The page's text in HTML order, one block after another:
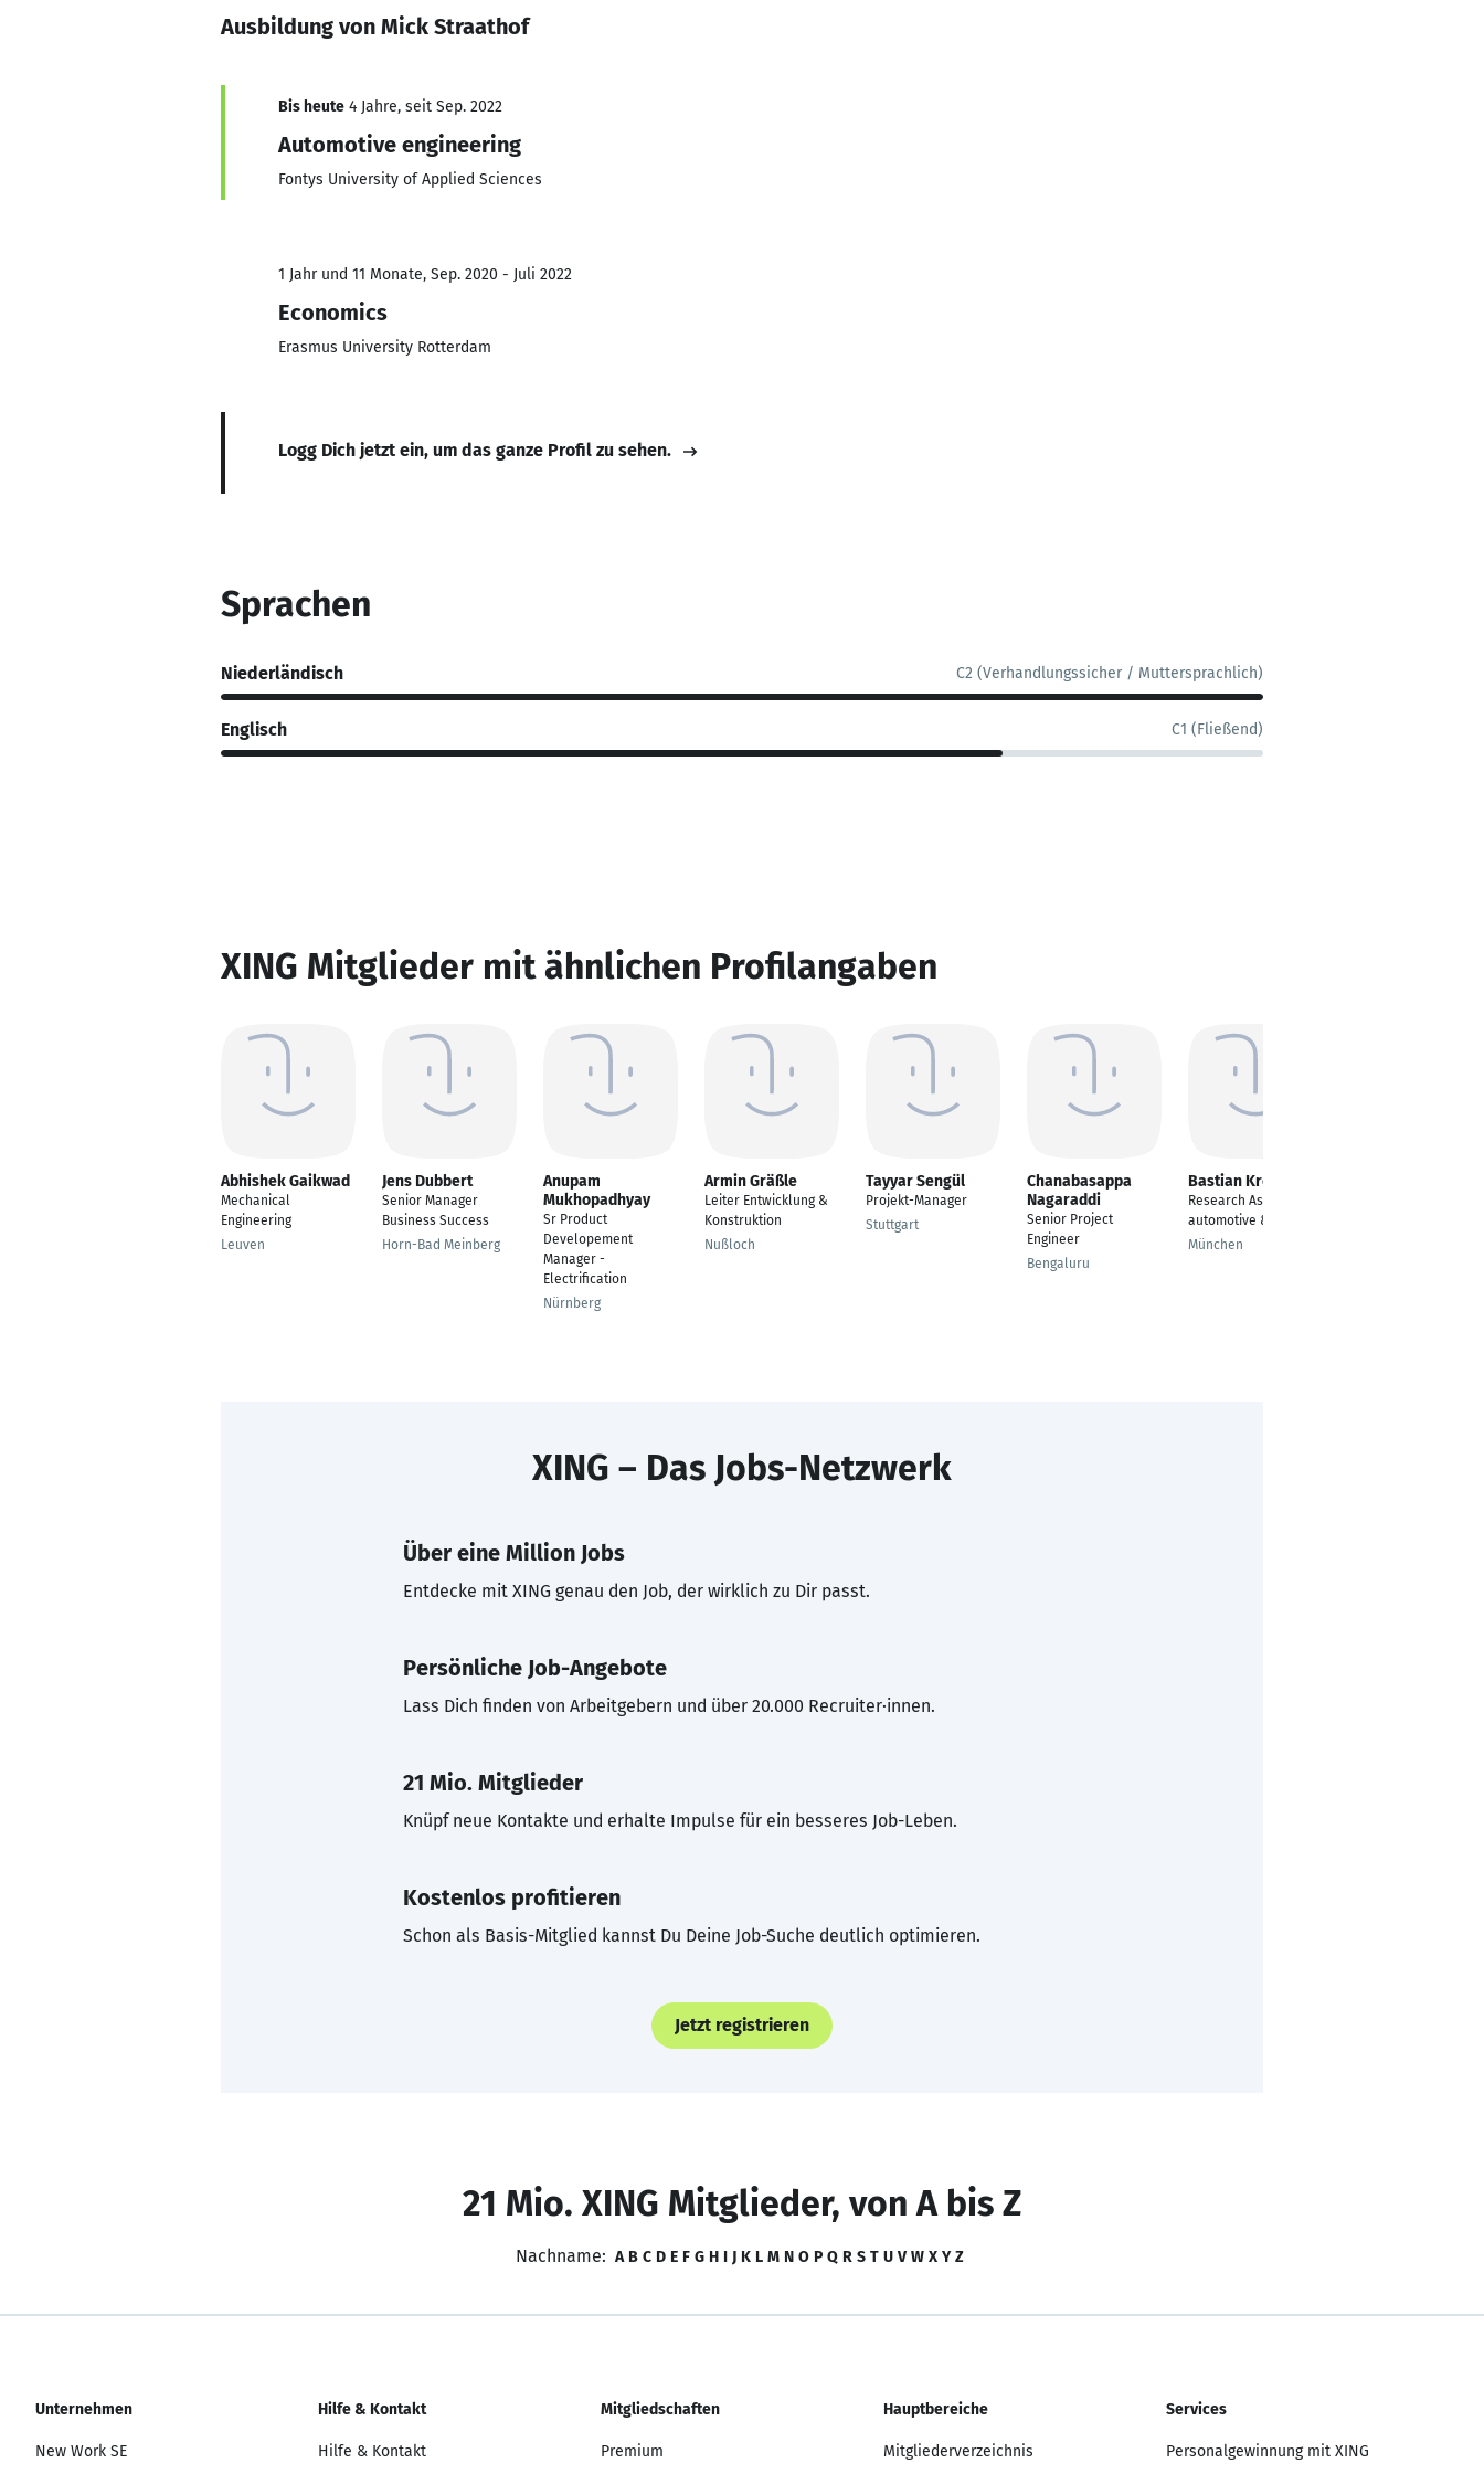
Ausbildung von Mick Straathof
Bis heute 4 Jahre, seit Sep. 2022
Automotive engineering
Fontys University of Applied Sciences
1 Jahr und 11 Monate, Sep. 2020 - Juli 2022
Economics
Erasmus University Rotterdam
Logg Dich jetzt ein, um das ganze Profil zu sehen.
Sprachen
Niederländisch C2 (Verhandlungssicher / Muttersprachlich)
Englisch C1 (Fließend)
XING Mitglieder mit ähnlichen Profilangaben
Abhishek Gaikwad
Mechanical
Engineering
Leuven
Jens Dubbert
Senior Manager
Business Success
Horn-Bad Meinberg
Anupam
Mukhopadhyay
Sr Product
Developement
Manager -
Electrification
Nürnberg
Armin Gräßle
Leiter Entwicklung &
Konstruktion
Nußloch
Tayyar Sengül
Projekt-Manager
Stuttgart
Chanabasappa
Nagaraddi
Senior Project
Engineer
Bengaluru
Bastian Krey
Research Assistant
automotive & energie
München
XING – Das Jobs-Netzwerk
Über eine Million Jobs
Entdecke mit XING genau den Job, der wirklich zu Dir passt.
Persönliche Job-Angebote
Lass Dich finden von Arbeitgebern und über 20.000 Recruiter·innen.
21 Mio. Mitglieder
Knüpf neue Kontakte und erhalte Impulse für ein besseres Job-Leben.
Kostenlos profitieren
Schon als Basis-Mitglied kannst Du Deine Job-Suche deutlich optimieren.
Jetzt registrieren
21 Mio. XING Mitglieder, von A bis Z
Nachname: A B C D E F G H I J K L M N O P Q R S T U V W X Y Z
Unternehmen
New Work SE
Hilfe & Kontakt
Hilfe & Kontakt
Mitgliedschaften
Premium
Hauptbereiche
Mitgliederverzeichnis
Services
Personalgewinnung mit XING